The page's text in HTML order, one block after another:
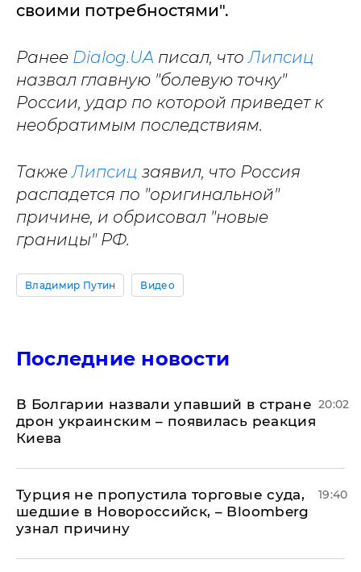
своими потребностями".
Ранее Dialog.UA писал, чтоЛипсиц
назвал главную "болевую точку"
России, удар по которой приведет к
необратимым последствиям.
ТакжеЛипсиц заявил, что Россия
распадется по "оригинальной"
причине, и обрисовал "новые
границы" РФ.
Владимир Путин Видео
Последние новости
В Болгарии назвали упавший в стране
дрон украинским – появилась реакция
Киева
20:02
Турция не пропустила торговые суда,
шедшие в Новороссийск, – Bloomberg
узнал причину
19:40